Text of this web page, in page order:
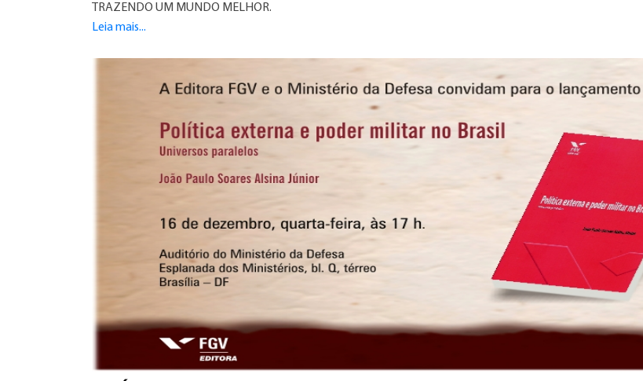
TRAZENDO UM MUNDO MELHOR.
Leia mais...